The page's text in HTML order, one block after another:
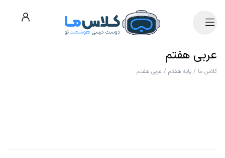
عربی هفتم
کلاس ما / پایه هفتم / عربی هفتم